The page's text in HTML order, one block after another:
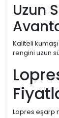
Uzun
Kaliteli
rengini uzun
Lopres eşarp